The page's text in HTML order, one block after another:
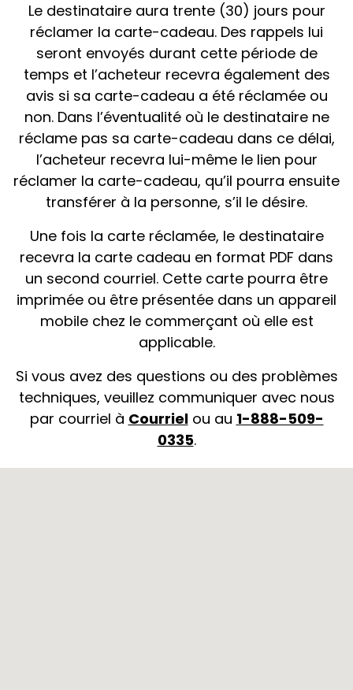
Le destinataire aura trente (30) jours pour
réclamer la carte-cadeau. Des rappels lui
seront envoyés durant cette période de
temps et l’acheteur recevra également des
avis si sa carte-cadeau a été réclamée ou
non. Dans l’éventualité où le destinataire ne
réclame pas sa carte-cadeau dans ce délai,
l’acheteur recevra lui-même le lien pour
réclamer la carte-cadeau, qu’il pourra ensuite
transférer à la personne, s’il le désire.
Une fois la carte réclamée, le destinataire
recevra la carte cadeau en format PDF dans
un second courriel. Cette carte pourra être
imprimée ou être présentée dans un appareil
mobile chez le commerçant où elle est
applicable.
Si vous avez des questions ou des problèmes
techniques, veuillez communiquer avec nous
par courriel à Courrielou au 1-888-509-
0335.